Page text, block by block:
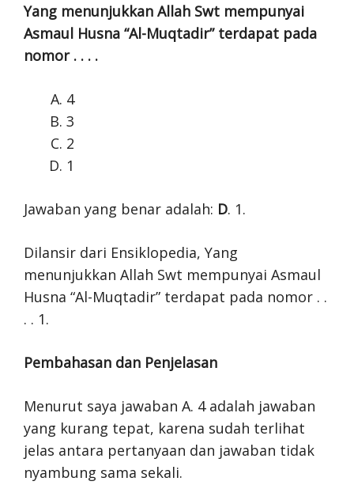
Yang menunjukkan Allah Swt mempunyai
Asmaul Husna “Al-Muqtadir” terdapat pada
nomor . . . .
4
3
2
1
Jawaban yang benar adalah: D. 1.
Dilansir dari Ensiklopedia, Yang
menunjukkan Allah Swt mempunyai Asmaul
Husna “Al-Muqtadir” terdapat pada nomor . .
. . 1.
Pembahasan dan Penjelasan
Menurut saya jawaban A. 4 adalah jawaban
yang kurang tepat, karena sudah terlihat
jelas antara pertanyaan dan jawaban tidak
nyambung sama sekali.